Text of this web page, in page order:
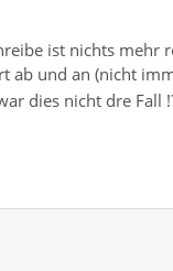
ist nichts mehr
ab und an (nicht
dies nicht dre Fall